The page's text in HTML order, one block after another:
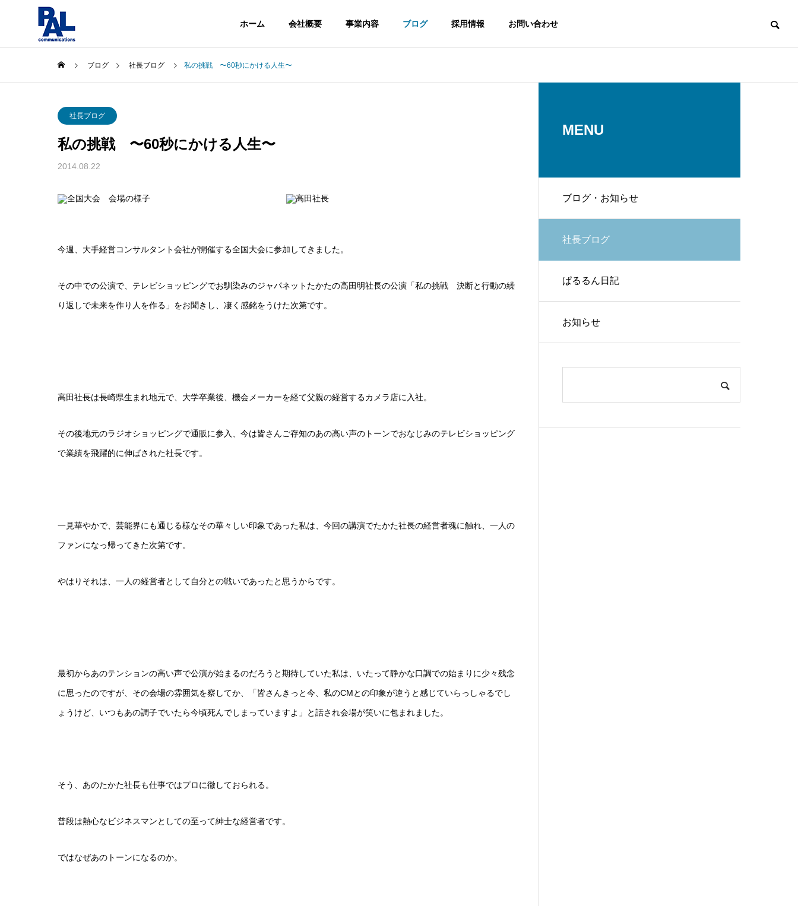
ホーム 会社概要 事業内容 ブログ 採用情報 お問い合わせ
Message
スタッフ
Staff
Telecommunication
ブログ 社長ブログ 私の挑戦 〜60秒にかける人生〜
社長ブログ
私の挑戦 〜60秒にかける人生〜
2014.08.22
今週、大手経営コンサルタント会社が開催する全国大会に参加してきました。
その中での公演で、テレビショッピングでお馴染みのジャパネットたかたの高田明社長の公演「私の挑戦 決断と行動の繰
り返しで未来を作り人を作る」をお聞きし、凄く感銘をうけた次第です。
高田社長は長崎県生まれ地元で、大学卒業後、機会メーカーを経て父親の経営するカメラ店に入社。
その後地元のラジオショッピングで通販に参入、今は皆さんご存知のあの高い声のトーンでおなじみのテレビショッピング
で業績を飛躍的に伸ばされた社長です。
一見華やかで、芸能界にも通じる様なその華々しい印象であった私は、今回の講演でたかた社長の経営者魂に触れ、一人の
ファンになっ帰ってきた次第です。
やはりそれは、一人の経営者として自分との戦いであったと思うからです。
最初からあのテンションの高い声で公演が始まるのだろうと期待していた私は、いたって静かな口調での始まりに少々残念
に思ったのですが、その会場の雰囲気を察してか、「皆さんきっと今、私のCMとの印象が違うと感じていらっしゃるでし
ょうけど、いつもあの調子でいたら今頃死んでしまっていますよ」と話され会場が笑いに包まれました。
そう、あのたかた社長も仕事ではプロに徹しておられる。
普段は熱心なビジネスマンとしての至って紳士な経営者です。
ではなぜあのトーンになるのか。
MENU
ブログ・お知らせ
社長ブログ
ぱるるん日記
お知らせ